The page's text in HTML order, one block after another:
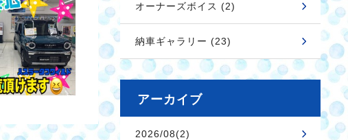
オーナーズボイス (2)
納車ギャラリー (23)
アーカイブ
2026/08(2)